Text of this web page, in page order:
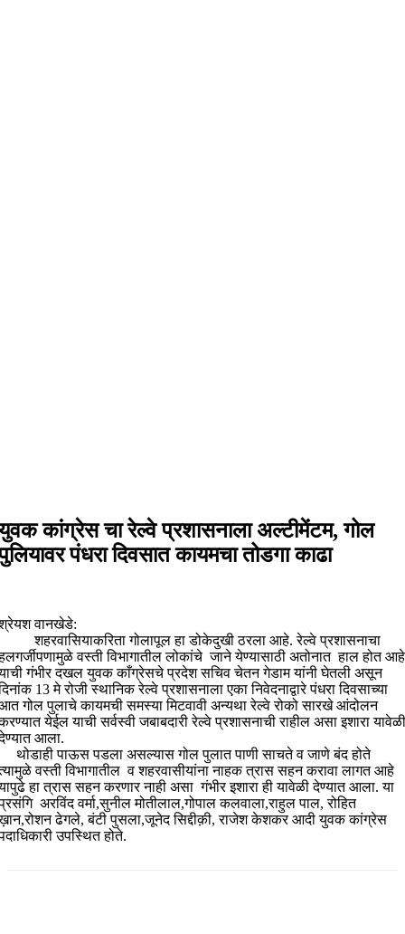
कांग्रेस चा रेल्वे प्रशासनाला अल्टीमेंटम, गोल
पंधरा दिवसात कायमचा तोडगा काढा
वानखेडे:
गोलापूल हा डोकेदुखी ठरला आहे. रेल्वे प्रशासनाचा
वस्ती विभागातील लोकांचे जाने येण्यासाठी अतोनात हाल होत आहे
गंभीर दखल युवक काँग्रेसचे प्रदेश सचिव चेतन गेडाम यांनी घेतली असून
13 मे रोजी स्थानिक रेल्वे प्रशासनाला एका निवेदनाद्वारे पंधरा दिवसाच्या
गोल पुलाचे कायमची समस्या मिटवावी अन्यथा रेल्वे रोको सारखे आंदोलन
येईल याची सर्वस्वी जबाबदारी रेल्वे प्रशासनाची राहील असा इशारा यावेळी
आला.
पाऊस पडला असल्यास गोल पुलात पाणी साचते व जाणे बंद होते
वस्ती विभागातील व शहरवासीयांना नाहक त्रास सहन करावा लागत आहे
हा त्रास सहन करणार नाही असा गंभीर इशारा ही यावेळी देण्यात आला. या
अरविंद वर्मा,सुनील मोतीलाल,गोपाल कलवाला,राहुल पाल, रोहित
ढेगले, बंटी पुसला,जूनेद सिद्दीक़ी, राजेश केशकर आदी युवक कांग्रेस
उपस्थित होते.